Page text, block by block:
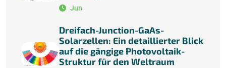
Jun
Dreifach-Junction-GaAs-
Solarzellen: Ein detaillierter Blick
auf die gängige Photovoltaik-
Struktur für den Weltraum